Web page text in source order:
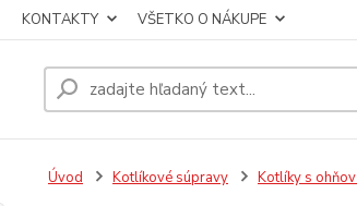
KONTAKTY VŠETKO O NÁKUPE
Úvod Kotlíkové súpravy Kotlíky s